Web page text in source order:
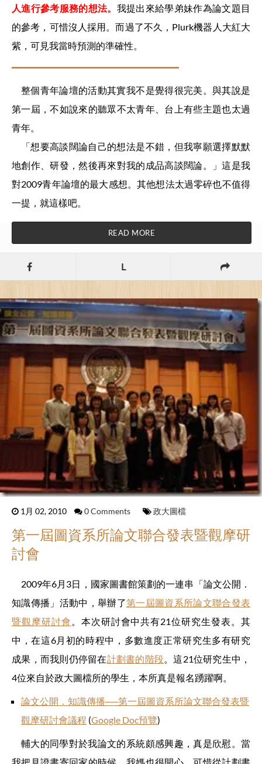
人進行參考服務的想法。 我提出來給學弟妹作為論文題目
的參考，可惜沒人採用。而過了不久，Plurk機器人大紅大
紫，可見我當時預測的準確性。
整個青年論壇的活動其實我不是覺得很完美。與其說是
第一屆，不如說來的聽眾不太青年、台上有些主題也太過
青年。
「想要高談闊論自己的想法是不錯，但我寧願選擇默默
地創作、研發，然後再來對我的成品高談闊論。」這是我
對2009青年論壇的最大感想。其他想法太過零碎也不值得
一提，就這樣吧。
READ MORE
L
1月 02, 2010 0 Comments 政大圖檔
第一屆圖資系所論文聯合發表暨觀摩研
討會
2009年6月3日，國家圖書館策劃的一連串「論文公開．
知識傳播」活動中，舉辦了第一屆圖資系所論文聯合發表
暨觀摩研討會 。本次研討會中共有21位研究生發表。其
中，在這6月初的時程中，多數進度正常研究生多有研究
成果，而我則仍停留在計劃書的階段。這21位研究生中，
4位來自於政大圖檔所的學生，本所真是報名踴躍啊。
論文公開．知識傳播──第一屆圖資系所論文聯合發表暨
觀摩研討會議程 (Google Doc預覽)
輔大的同學對於我論文的系統頗感興趣，真是欣慰。當